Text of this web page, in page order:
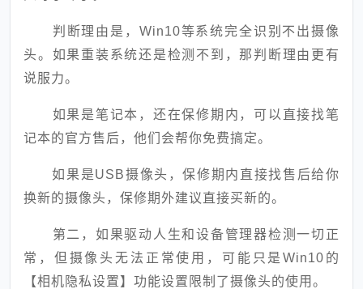
判断理由是，Win10等系统完全识别不出摄像
头。如果重装系统还是检测不到，那判断理由更有
说服力。
如果是笔记本，还在保修期内，可以直接找笔
记本的官方售后，他们会帮你免费搞定。
如果是USB摄像头，保修期内直接找售后给你
换新的摄像头，保修期外建议直接买新的。
第二，如果驱动人生和设备管理器检测一切正
常，但摄像头无法正常使用，可能只是Win10的
【相机隐私设置】功能设置限制了摄像头的使用。